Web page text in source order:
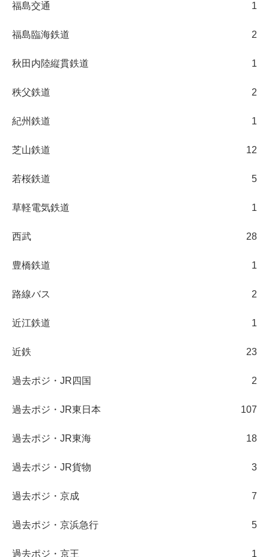
福島交通 1
福島臨海鉄道 2
秋田内陸縦貫鉄道 1
秩父鉄道 2
紀州鉄道 1
芝山鉄道 12
若桜鉄道 5
草軽電気鉄道 1
西武 28
豊橋鉄道 1
路線バス 2
近江鉄道 1
近鉄 23
過去ポジ・JR四国 2
過去ポジ・JR東日本 107
過去ポジ・JR東海 18
過去ポジ・JR貨物 3
過去ポジ・京成 7
過去ポジ・京浜急行 5
過去ポジ・京王 1